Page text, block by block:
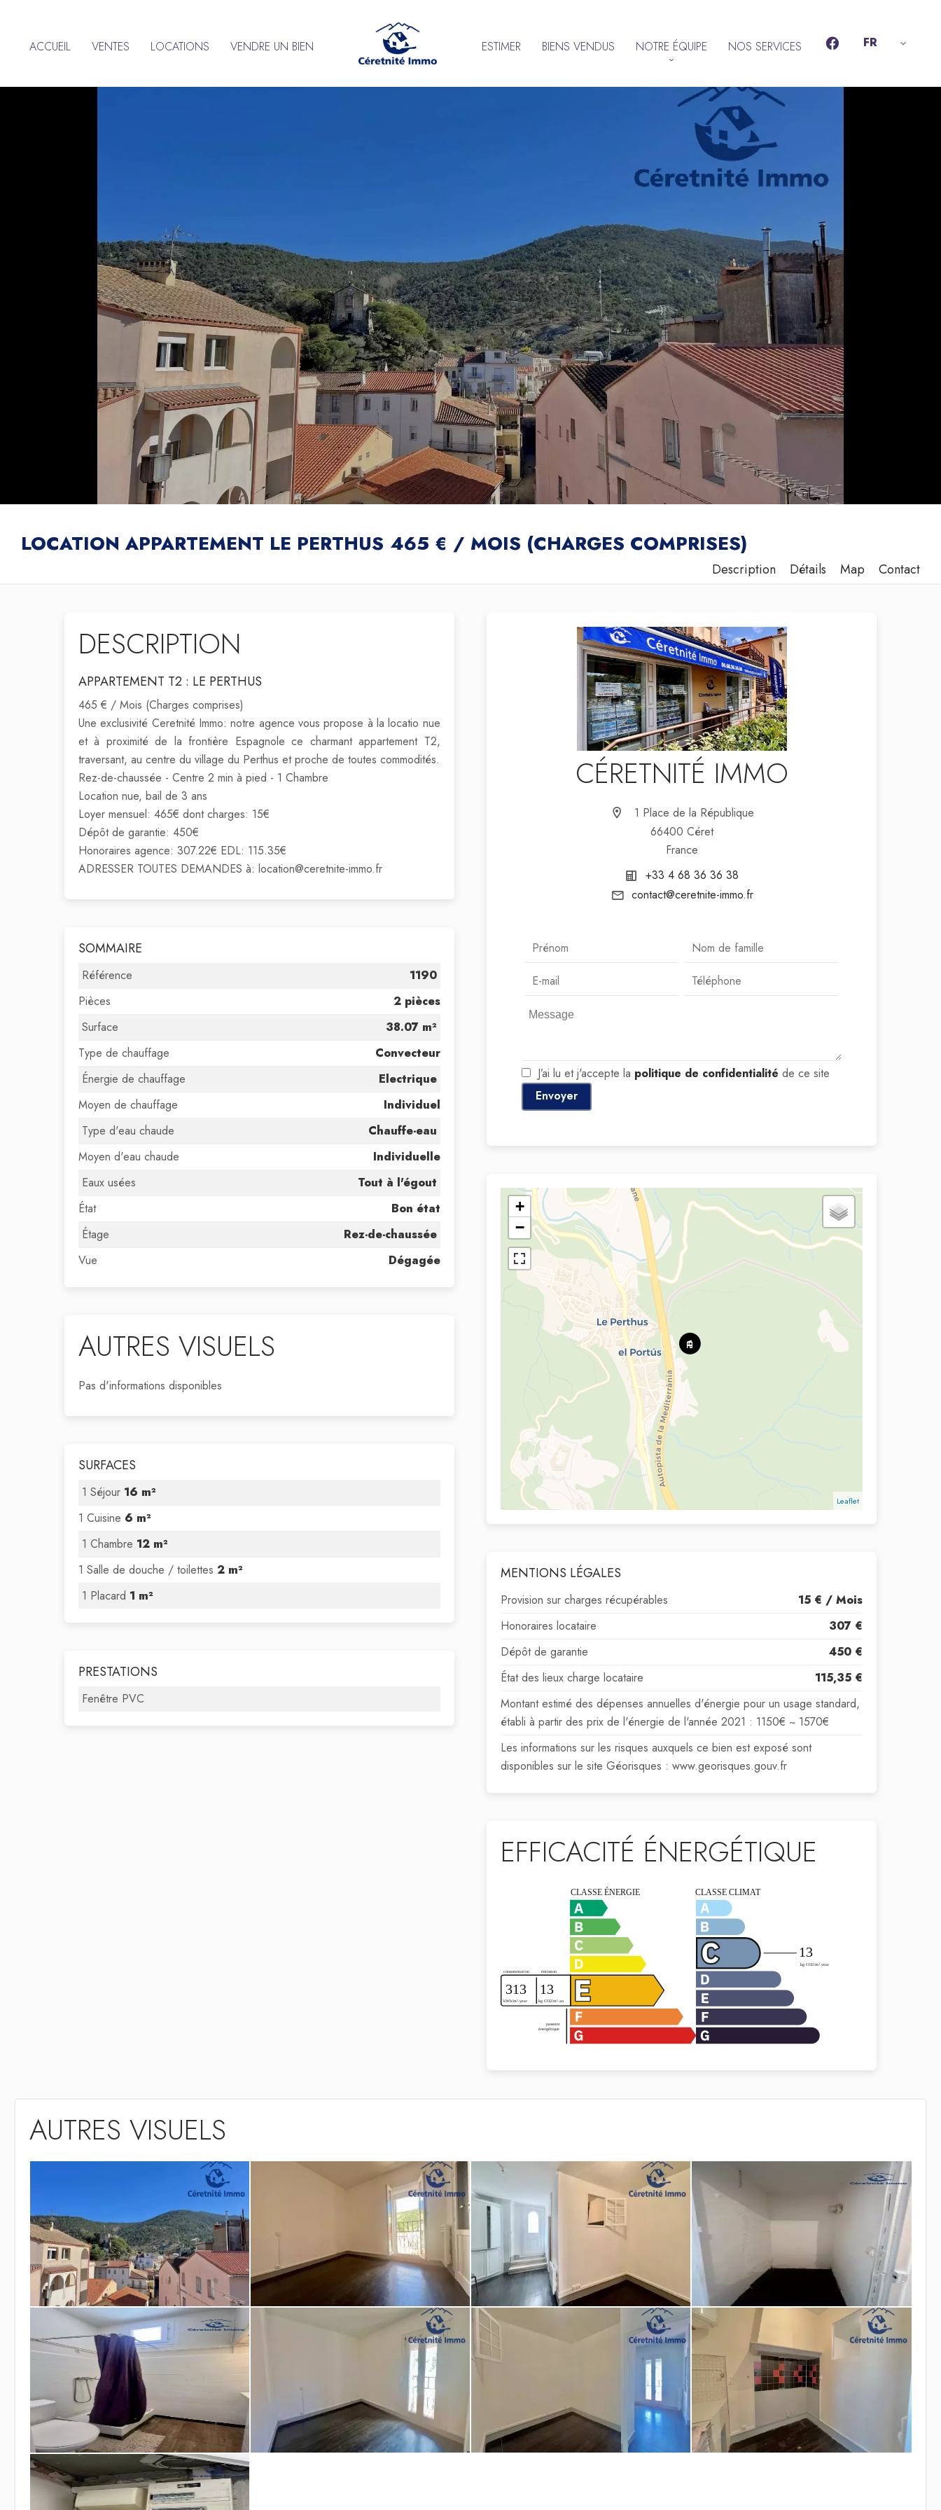
ACCUEIL VENTES LOCATIONS VENDRE UN BIEN ESTIMER BIENS VENDUS NOTRE ÉQUIPE NOS SERVICES FR
LOCATION APPARTEMENT LE PERTHUS 465 € / MOIS (CHARGES COMPRISES)
Description Détails Map Contact
DESCRIPTION
APPARTEMENT T2 : LE PERTHUS
465 € / Mois (Charges comprises)
Une exclusivité Ceretnité Immo: notre agence vous propose à la locatio nue
et à proximité de la frontière Espagnole ce charmant appartement T2,
traversant, au centre du village du Perthus et proche de toutes commodités.
Rez-de-chaussée - Centre 2 min à pied - 1 Chambre
Location nue, bail de 3 ans
Loyer mensuel: 465€ dont charges: 15€
Dépôt de garantie: 450€
Honoraires agence: 307.22€ EDL: 115.35€
ADRESSER TOUTES DEMANDES à: location@ceretnite-immo.fr
SOMMAIRE
Référence
1190
Pièces
2 pièces
Surface
38.07 m²
Type de chauffage
Convecteur
Énergie de chauffage
Electrique
Moyen de chauffage
Individuel
Type d'eau chaude
Chauffe-eau
Moyen d'eau chaude
Individuelle
Eaux usées
Tout à l'égout
État
Bon état
Étage
Rez-de-chaussée
Vue
Dégagée
AUTRES VISUELS
Pas d'informations disponibles
SURFACES
1 Séjour 16 m²
1 Cuisine 6 m²
1 Chambre 12 m²
1 Salle de douche / toilettes 2 m²
1 Placard 1 m²
PRESTATIONS
Fenêtre PVC
CÉRETNITÉ IMMO
1 Place de la République
66400 Céret
France
+33 4 68 36 36 38
contact@ceretnite-immo.fr
J’ai lu et j'accepte la politique de confidentialité de ce site
Envoyer
+
−
Leaflet
MENTIONS LÉGALES
Provision sur charges récupérables
15 € / Mois
Honoraires locataire
307 €
Dépôt de garantie
450 €
État des lieux charge locataire
115,35 €
Montant estimé des dépenses annuelles d'énergie pour un usage standard,
établi à partir des prix de l'énergie de l'année 2021 : 1150€ ~ 1570€
Les informations sur les risques auxquels ce bien est exposé sont
disponibles sur le site Géorisques : www.georisques.gouv.fr
EFFICACITÉ ÉNERGÉTIQUE
AUTRES VISUELS